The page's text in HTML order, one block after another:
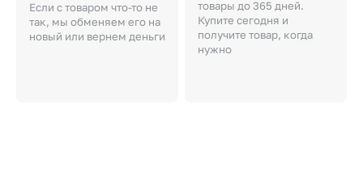
Если с товаром что-то не
так, мы обменяем его на
новый или вернем деньги
товары до 365 дней.
Купите сегодня и
получите товар, когда
нужно